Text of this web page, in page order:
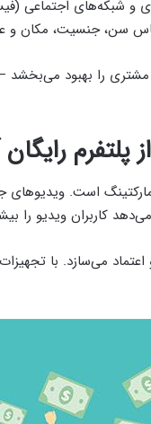
و شبکه‌های اجتماعی
جنسیت، مکان و
را بهبود می‌بخشد
مارکتینگ است.
کاربران ویدیو را
می‌سازد. با